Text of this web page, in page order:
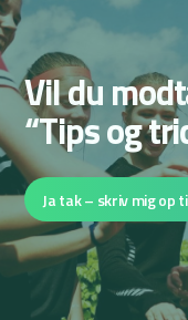
Vil du
“Tips og
Ja tak – skriv mig op